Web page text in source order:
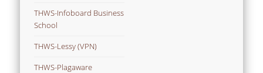
THWS-Infoboard Business
School
THWS-Lessy (VPN)
THWS-Plagaware